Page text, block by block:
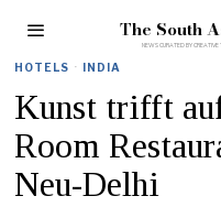
The South
HOTELS · INDIA
Kunst trifft
Room
Neu-Delhi